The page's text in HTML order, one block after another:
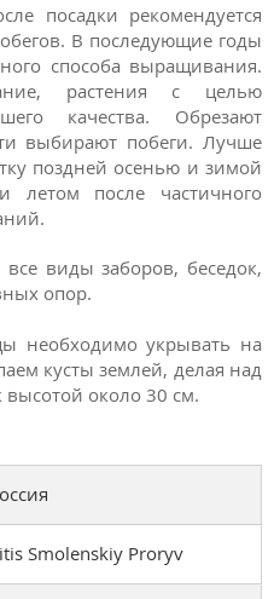
посадки рекомендуется
В последующие годы
способа выращивания.
растения с целью
качества. Обрезают
выбирают побеги. Лучше
поздней осенью и зимой
летом после частичного
виды заборов, беседок,
опор.
необходимо укрывать на
кусты землей, делая над
около 30 см.
Smolenskiy Proryv